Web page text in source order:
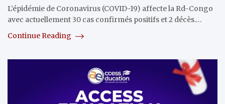
L’épidémie de Coronavirus (COVID-19) affecte la Rd-Congo
avec actuellement 30 cas confirmés positifs et 2 décès.…
Continue Reading